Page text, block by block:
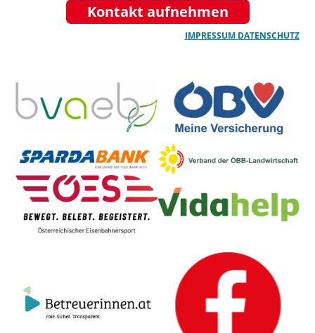
Kontakt aufnehmen
IMPRESSUM DATENSCHUTZ